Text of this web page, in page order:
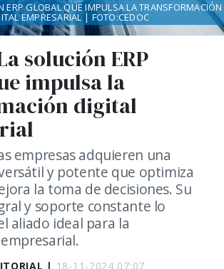
| 18-11-2024 07:07
solución ERP
impulsa la
digital
empresas adquieren una
y potente que optimiza
la toma de decisiones. Su
y soporte constante lo
aliado ideal para la
ERP GLOBAL QUE IMPULSA LA TRANSFORMACIÓN
EMPRESARIAL | FOTO:CEDOC